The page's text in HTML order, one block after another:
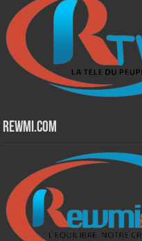
Rewmi.Com